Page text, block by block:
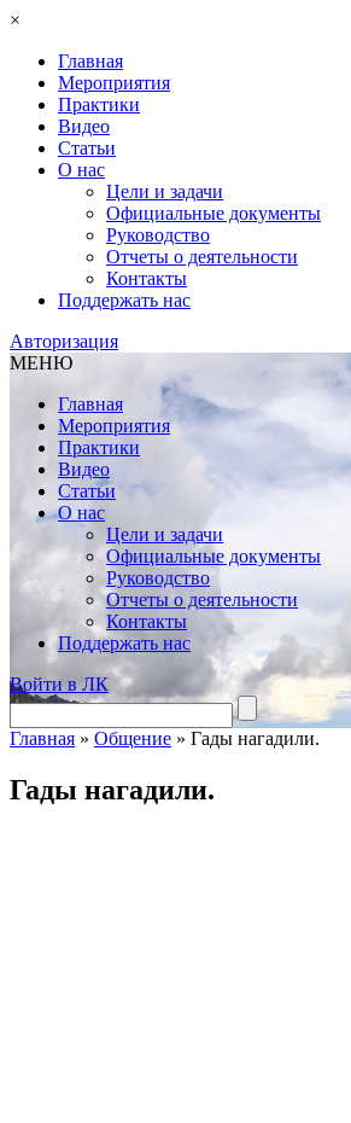
×
Главная
Мероприятия
Практики
Видео
Статьи
О нас
Цели и задачи
Официальные документы
Руководство
Отчеты о деятельности
Контакты
Поддержать нас
Авторизация
МЕНЮ
Главная
Мероприятия
Практики
Видео
Статьи
О нас
Цели и задачи
Официальные документы
Руководство
Отчеты о деятельности
Контакты
Поддержать нас
Войти в ЛК
Главная » Общение » Гады нагадили.
Гады нагадили.